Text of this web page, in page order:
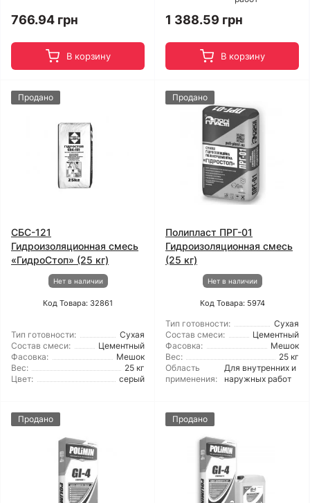
766.94 грн
В корзину
1 388.59 грн
В корзину
Продано
СБС-121
Гидроизоляционная смесь
«ГидроСтоп» (25 кг)
Нет в наличии
Код Товара: 32861
Тип готовности:
Сухая
Состав смеси:
Цементный
Фасовка:
Мешок
Вес:
25 кг
Цвет:
серый
Продано
Полипласт ПРГ-01
Гидроизоляционная смесь
(25 кг)
Нет в наличии
Код Товара: 5974
Тип готовности:
Сухая
Состав смеси:
Цементный
Фасовка:
Мешок
Вес:
25 кг
Область
применения:
Для внутренних и
наружных работ
Продано Продано